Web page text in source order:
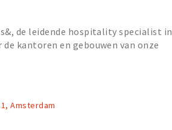
de leidende hospitality specialist in
de kantoren en gebouwen van onze
Amsterdam